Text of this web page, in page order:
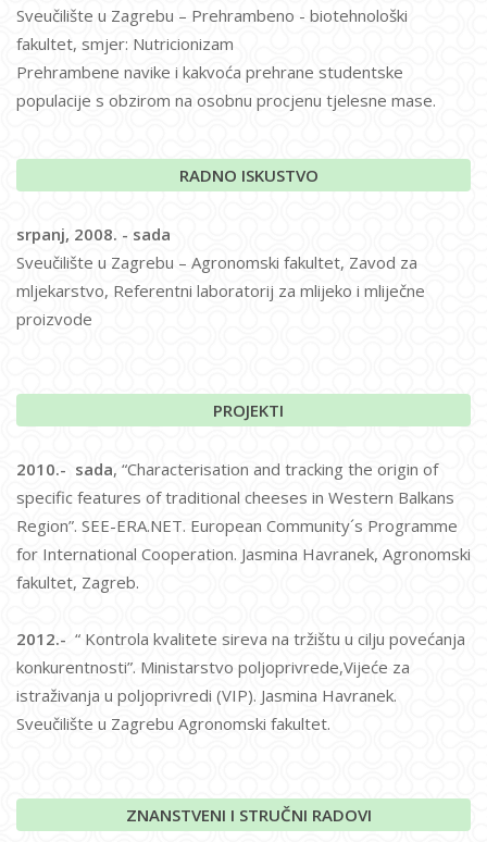
Sveučilište u Zagrebu – Prehrambeno - biotehnološki
fakultet, smjer: Nutricionizam
Prehrambene navike i kakvoća prehrane studentske
populacije s obzirom na osobnu procjenu tjelesne mase.
RADNO ISKUSTVO
srpanj, 2008. - sada
Sveučilište u Zagrebu – Agronomski fakultet, Zavod za
mljekarstvo, Referentni laboratorij za mlijeko i mliječne
proizvode
PROJEKTI
2010.- sada, “Characterisation and tracking the origin of
specific features of traditional cheeses in Western Balkans
Region”. SEE-ERA.NET. European Community´s Programme
for International Cooperation. Jasmina Havranek, Agronomski
fakultet, Zagreb.
2012.- “ Kontrola kvalitete sireva na tržištu u cilju povećanja
konkurentnosti”. Ministarstvo poljoprivrede,Vijeće za
istraživanja u poljoprivredi (VIP). Jasmina Havranek.
Sveučilište u Zagrebu Agronomski fakultet.
ZNANSTVENI I STRUČNI RADOVI